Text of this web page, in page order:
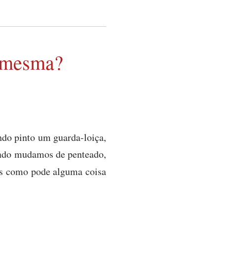
pinto um guarda-loiça,
mudamos de penteado,
como pode alguma coisa